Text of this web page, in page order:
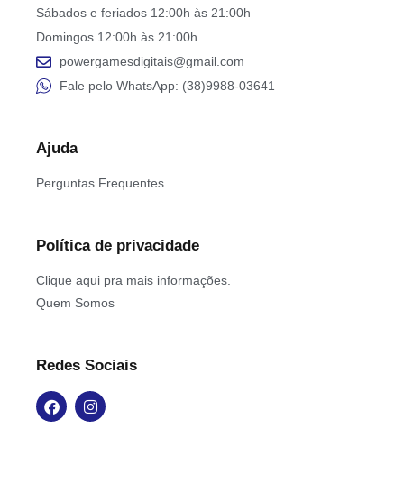
Sábados e feriados 12:00h às 21:00h
Domingos 12:00h às 21:00h
powergamesdigitais@gmail.com
Fale pelo WhatsApp: (38)9988-03641
Ajuda
Perguntas Frequentes
Política de privacidade
Clique aqui pra mais informações.
Quem Somos
Redes Sociais